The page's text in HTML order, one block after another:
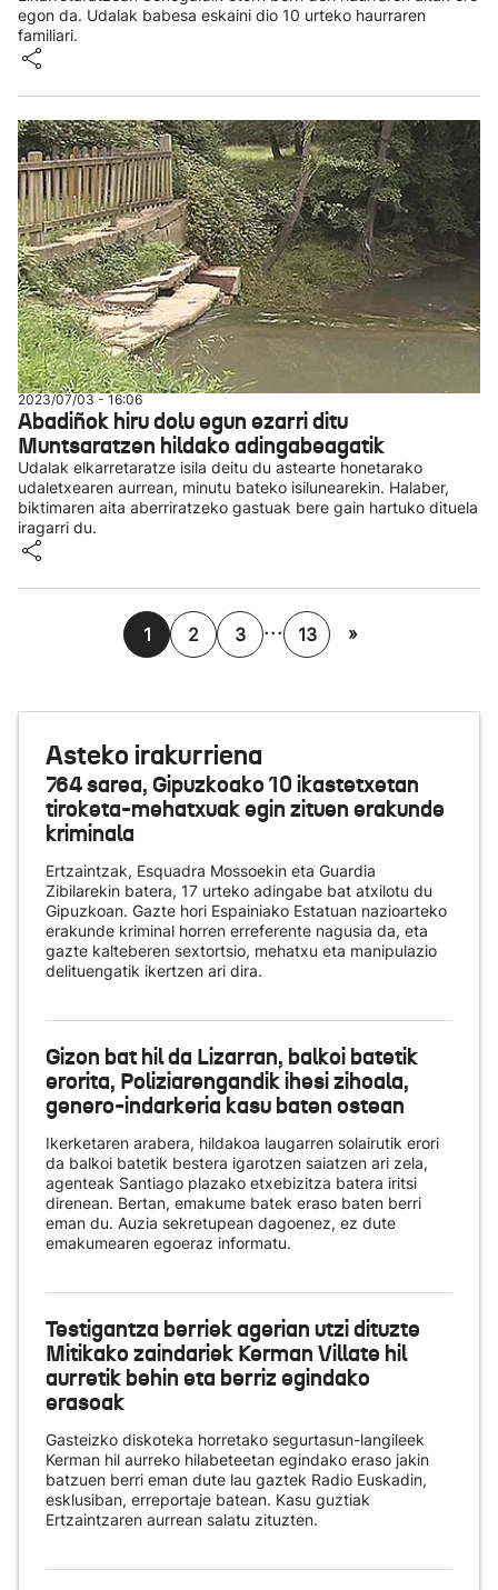
egon da. Udalak babesa eskaini dio 10 urteko haurraren
familiari.
2023/07/03 - 16:06
Abadiñok hiru dolu egun ezarri ditu
Muntsaratzen hildako adingabeagatik
Udalak elkarretaratze isila deitu du astearte honetarako
udaletxearen aurrean, minutu bateko isilunearekin. Halaber,
biktimaren aita aberriratzeko gastuak bere gain hartuko dituela
iragarri du.
1 2 3 ... 13 »
Asteko irakurriena
764 sarea, Gipuzkoako 10 ikastetxetan
tiroketa-mehatxuak egin zituen erakunde
kriminala
Ertzaintzak, Esquadra Mossoekin eta Guardia
Zibilarekin batera, 17 urteko adingabe bat atxilotu du
Gipuzkoan. Gazte hori Espainiako Estatuan nazioarteko
erakunde kriminal horren erreferente nagusia da, eta
gazte kalteberen sextortsio, mehatxu eta manipulazio
delituengatik ikertzen ari dira.
Gizon bat hil da Lizarran, balkoi batetik
erorita, Poliziarengandik ihesi zihoala,
genero-indarkeria kasu baten ostean
Ikerketaren arabera, hildakoa laugarren solairutik erori
da balkoi batetik bestera igarotzen saiatzen ari zela,
agenteak Santiago plazako etxebizitza batera iritsi
direnean. Bertan, emakume batek eraso baten berri
eman du. Auzia sekretupean dagoenez, ez dute
emakumearen egoeraz informatu.
Testigantza berriek agerian utzi dituzte
Mitikako zaindariek Kerman Villate hil
aurretik behin eta berriz egindako
erasoak
Gasteizko diskoteka horretako segurtasun-langileek
Kerman hil aurreko hilabeteetan egindako eraso jakin
batzuen berri eman dute lau gaztek Radio Euskadin,
esklusiban, erreportaje batean. Kasu guztiak
Ertzaintzaren aurrean salatu zituzten.